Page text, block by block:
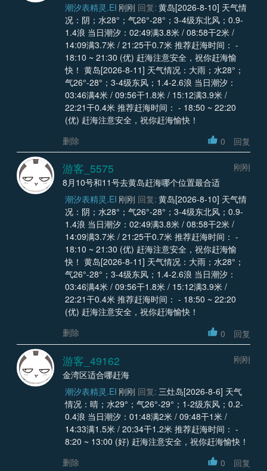
潮汐表精灵.EI 刚刚 回复: 黄岛[2026-8-10] 天气情
况：阴；水28°；气26°-28°；3-4级东北风；0.9-
1.4浪 当日潮汐：02:49满3.8米 / 08:58干2米 /
14:09满3.7米 / 21:25干0.7米 推荐赶海时间： -
18:10 ~ 21:30 (优) 赶海注意安全，祝你赶海愉
快！ 黄岛[2026-8-11] 天气情况：大雨；水28°；
气26°-28°；3-4级东风；1.4-2.6浪 当日潮汐：
03:46满4米 / 09:56干1.8米 / 15:12满3.9米 /
22:21干0.4米 推荐赶海时间： - 18:50 ~ 22:20
(优) 赶海注意安全，祝你赶海愉快！
删除
0 回复
游客_5575
刚刚
8月10号和11号去黄岛赶海哪个位置最合适
潮汐表精灵.EI 刚刚 回复: 黄岛[2026-8-10] 天气情
况：阴；水28°；气26°-28°；3-4级东北风；0.9-
1.4浪 当日潮汐：02:49满3.8米 / 08:58干2米 /
14:09满3.7米 / 21:25干0.7米 推荐赶海时间： -
18:10 ~ 21:30 (优) 赶海注意安全，祝你赶海愉
快！ 黄岛[2026-8-11] 天气情况：大雨；水28°；
气26°-28°；3-4级东风；1.4-2.6浪 当日潮汐：
03:46满4米 / 09:56干1.8米 / 15:12满3.9米 /
22:21干0.4米 推荐赶海时间： - 18:50 ~ 22:20
(优) 赶海注意安全，祝你赶海愉快！
删除
0 回复
游客_49162
刚刚
金湾区适合哪赶海
潮汐表精灵.EI 刚刚 回复: 三灶岛[2026-8-6] 天气
情况：晴；水29°；气26°-29°；1-2级东风；0.2-
0.4浪 当日潮汐：01:48满2米 / 09:48干1米 /
14:33满1.5米 / 20:34干1.2米 推荐赶海时间： -
8:20 ~ 13:00 (好) 赶海注意安全，祝你赶海愉快！
删除
0 回复